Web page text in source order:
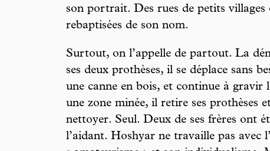
son portrait. Des rues de petits
rebaptisées de son nom.
Surtout, on l’appelle de partout. La
ses deux prothèses, il se déplace sans
une canne en bois, et continue à gravir
une zone minée, il retire ses prothèses
nettoyer. Seul. Deux de ses frères ont
l’aidant. Hoshyar ne travaille pas